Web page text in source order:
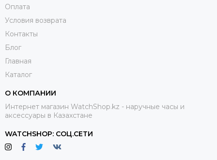
качестве подарка своему коллеге или начальнику.
Оплата
Условия возврата
Контакты
Блог
Главная
Каталог
О КОМПАНИИ
Интернет магазин WatchShop.kz - наручные часы и
аксессуары в Казахстане
WATCHSHOP: СОЦ.СЕТИ